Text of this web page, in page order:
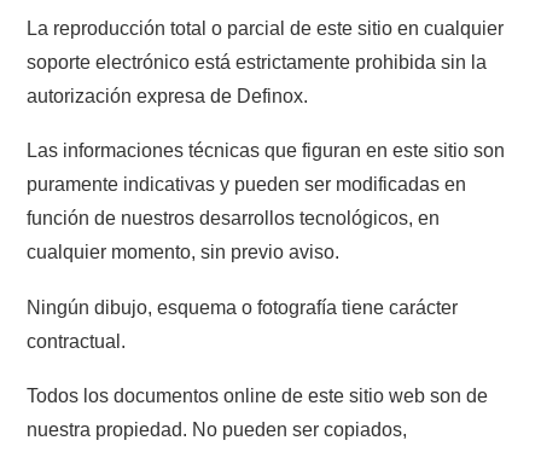
La reproducción total o parcial de este sitio en cualquier
soporte electrónico está estrictamente prohibida sin la
autorización expresa de Definox.
Las informaciones técnicas que figuran en este sitio son
puramente indicativas y pueden ser modificadas en
función de nuestros desarrollos tecnológicos, en
cualquier momento, sin previo aviso.
Ningún dibujo, esquema o fotografía tiene carácter
contractual.
Todos los documentos online de este sitio web son de
nuestra propiedad. No pueden ser copiados,